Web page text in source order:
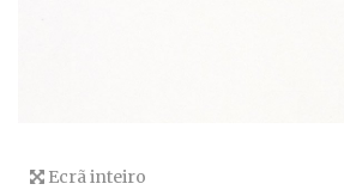
Ecrã inteiro